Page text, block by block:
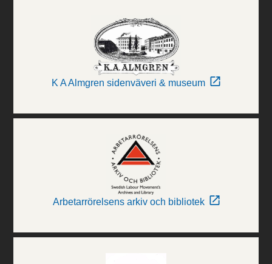
K A Almgren sidenväveri & museum
Arbetarrörelsens arkiv och bibliotek